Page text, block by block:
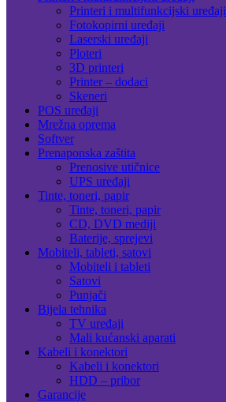
Printeri i multifunkcijski uređaji
Fotokopirni uređaji
Laserski uređaji
Ploteri
3D printeri
Printer – dodaci
Skeneri
POS uređaji
Mrežna oprema
Softver
Prenaponska zaštita
Prenosive utičnice
UPS uređaji
Tinte, toneri, papir
Tinte, toneri, papir
CD, DVD mediji
Baterije, sprejevi
Mobiteli, tableti, satovi
Mobiteli i tableti
Satovi
Punjači
Bijela tehnika
TV uređaji
Mali kućanski aparati
Kabeli i konektori
Kabeli i konektori
HDD – pribor
Garancije